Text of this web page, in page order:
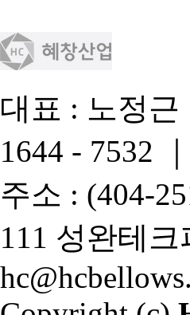
대표 : 노정근
1644 - 7532
주소 : (404-
111 성완테